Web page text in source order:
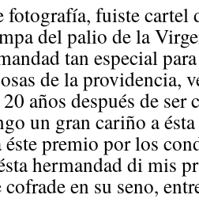
fuiste cartel
del palio de la
tan especial
de la providencia,
años después de ser
un gran cariño a
éste premio por los
hermandad di mis
en su seno,